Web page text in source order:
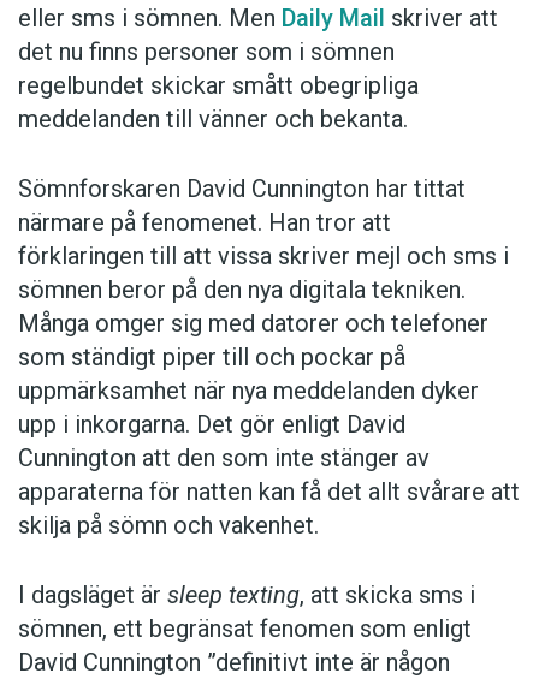
eller sms i sömnen. Men Daily Mail skriver att
det nu finns personer som i sömnen
regelbundet skickar smått obegripliga
meddelanden till vänner och bekanta.
Sömnforskaren David Cunnington har tittat
närmare på fenomenet. Han tror att
förklaringen till att vissa skriver mejl och sms i
sömnen beror på den nya digitala tekniken.
Många omger sig med datorer och telefoner
som ständigt piper till och pockar på
uppmärksamhet när nya meddelanden dyker
upp i inkorgarna. Det gör enligt David
Cunnington att den som inte stänger av
apparaterna för natten kan få det allt svårare att
skilja på sömn och vakenhet.
I dagsläget är sleep texting, att skicka sms i
sömnen, ett begränsat fenomen som enligt
David Cunnington ”definitivt inte är någon